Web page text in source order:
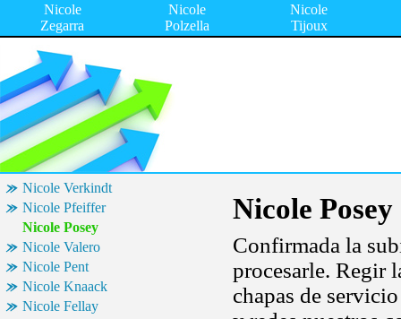
Nicole
Zegarra
Nicole
Polzella
Nicole
Tijoux
Nicole Verkindt
Nicole Pfeiffer
Nicole Posey
Nicole Valero
Nicole Pent
Nicole Knaack
Nicole Fellay
Nicole Posey
Confirmada la
procesarle. Regir
chapas de